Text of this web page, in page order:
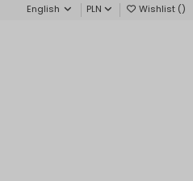
English PLN Wishlist ()